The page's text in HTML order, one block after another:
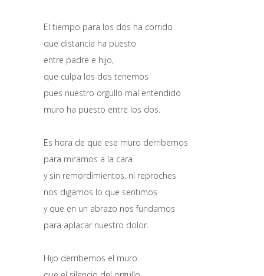
El tiempo para los dos ha corrido
que distancia ha puesto
entre padre e hijo,
que culpa los dos tenemos
pues nuestro orgullo mal entendido
muro ha puesto entre los dos.
Es hora de que ese muro derribemos
para mirarnos a la cara
y sin remordimientos, ni reproches
nos digamos lo que sentimos
y que en un abrazo nos fundamos
para aplacar nuestro dolor.
Hijo derribemos el muro